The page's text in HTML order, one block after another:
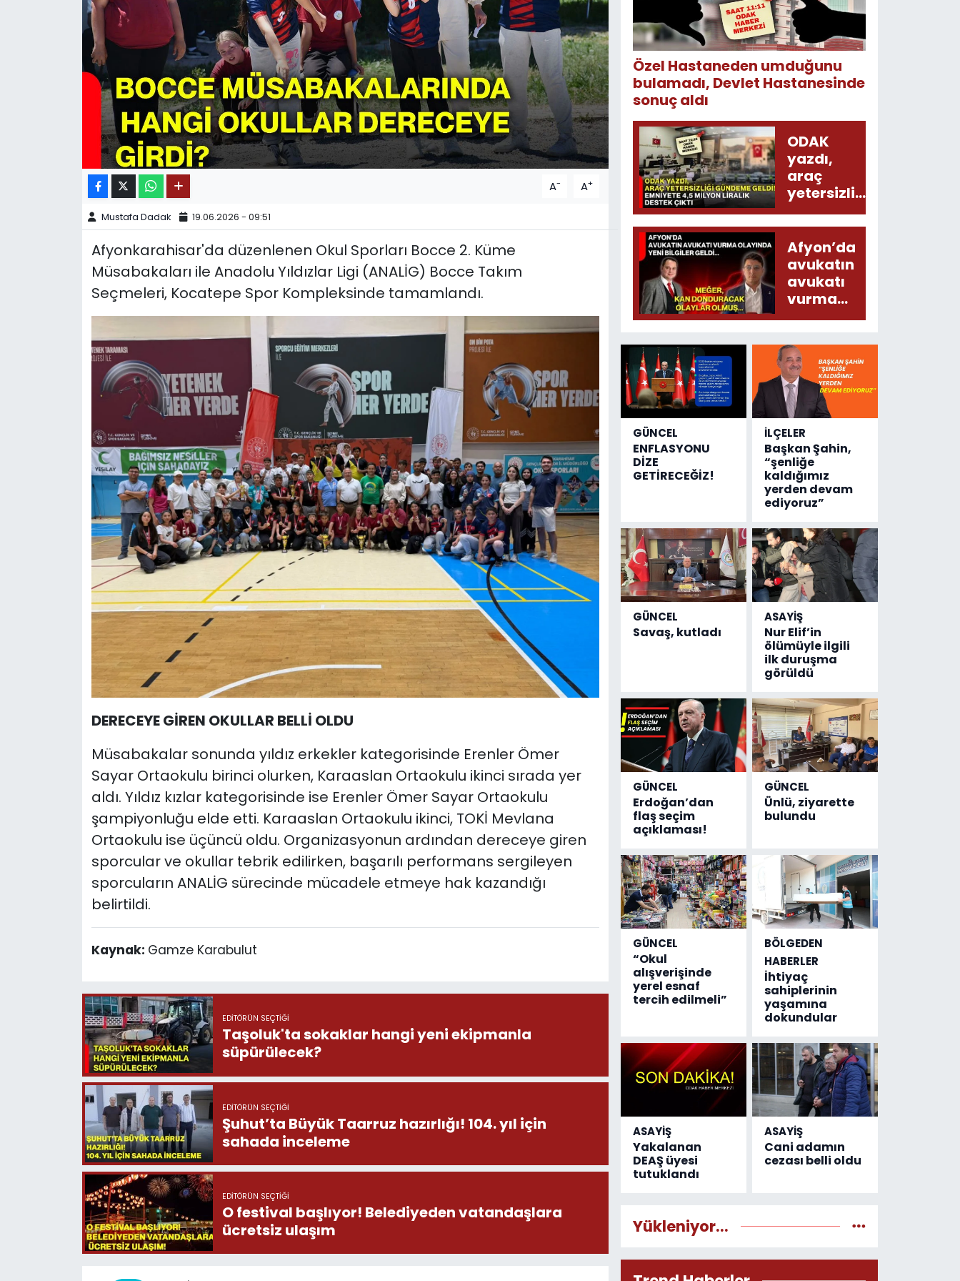
A- A+
Mustafa Dadak 19.06.2026 - 09:51
Afyonkarahisar'da düzenlenen Okul Sporları Bocce 2. Küme
Müsabakaları ile Anadolu Yıldızlar Ligi (ANALİG) Bocce Takım
Seçmeleri, Kocatepe Spor Kompleksinde tamamlandı.
DERECEYE GİREN OKULLAR BELLİ OLDU
Müsabakalar sonunda yıldız erkekler kategorisinde Erenler Ömer
Sayar Ortaokulu birinci olurken, Karaaslan Ortaokulu ikinci sırada yer
aldı. Yıldız kızlar kategorisinde ise Erenler Ömer Sayar Ortaokulu
şampiyonluğu elde etti. Karaaslan Ortaokulu ikinci, TOKİ Mevlana
Ortaokulu ise üçüncü oldu. Organizasyonun ardından dereceye giren
sporcular ve okullar tebrik edilirken, başarılı performans sergileyen
sporcuların ANALİG sürecinde mücadele etmeye hak kazandığı
belirtildi.
Kaynak: Gamze Karabulut
EDITÖRÜN SEÇTIĞI
Taşoluk'ta sokaklar hangi yeni ekipmanla
süpürülecek?
EDITÖRÜN SEÇTIĞI
Şuhut’ta Büyük Taarruz hazırlığı! 104. yıl için
sahada inceleme
EDITÖRÜN SEÇTIĞI
O festival başlıyor! Belediyeden vatandaşlara
ücretsiz ulaşım
Özel Hastaneden umduğunu
bulamadı, Devlet Hastanesinde
sonuç aldı
ODAK
yazdı,
araç
yetersizliği
gündeme
geldi!
Emniyete
4,5 milyon
liralık
destek
Afyon’da
avukatın
avukatı
vurma
olayında
geldi...
Meğer, kan
donduracak
olaylar
olmuş...
GÜNCEL
ENFLASYONU
DİZE
GETİRECEĞİZ!
İLÇELER
Başkan Şahin,
“şenliğe
kaldığımız
yerden devam
ediyoruz”
GÜNCEL
Savaş, kutladı
ASAYİŞ
Nur Elif’in
ölümüyle ilgili
ilk duruşma
görüldü
GÜNCEL
Erdoğan’dan
flaş seçim
açıklaması!
GÜNCEL
Ünlü, ziyarette
bulundu
GÜNCEL
“Okul
alışverişinde
yerel esnaf
tercih edilmeli”
BÖLGEDEN
HABERLER
İhtiyaç
sahiplerinin
yaşamına
dokundular
ASAYİŞ
Yakalanan
DEAŞ üyesi
tutuklandı
ASAYİŞ
Cani adamın
cezası belli oldu
Yükleniyor...
11:11 MANŞET